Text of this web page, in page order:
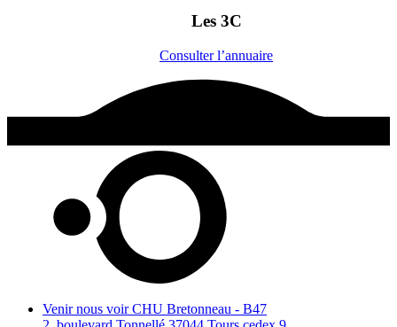
Les 3C
Consulter l’annuaire
Venir nous voir CHU Bretonneau - B47